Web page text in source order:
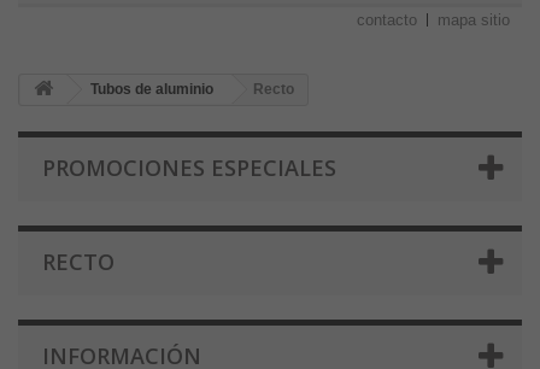
contacto mapa sitio
Tubos de aluminio Recto
PROMOCIONES ESPECIALES
RECTO
INFORMACIÓN